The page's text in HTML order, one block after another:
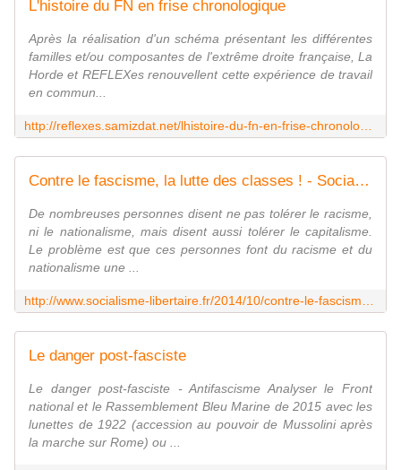
L'histoire du FN en frise chronologique
Après la réalisation d'un schéma présentant les différentes
familles et/ou composantes de l'extrême droite française, La
Horde et REFLEXes renouvellent cette expérience de travail
en commun...
Contre le fascisme, la lutte des classes ! - Socialisme Libertaire
De nombreuses personnes disent ne pas tolérer le racisme,
ni le nationalisme, mais disent aussi tolérer le capitalisme.
Le problème est que ces personnes font du racisme et du
nationalisme une ...
Le danger post-fasciste
Le danger post-fasciste - Antifascisme Analyser le Front
national et le Rassemblement Bleu Marine de 2015 avec les
lunettes de 1922 (accession au pouvoir de Mussolini après
la marche sur Rome) ou ...